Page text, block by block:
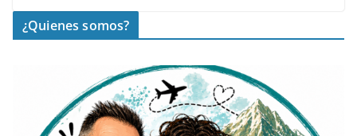
¿Quienes somos?